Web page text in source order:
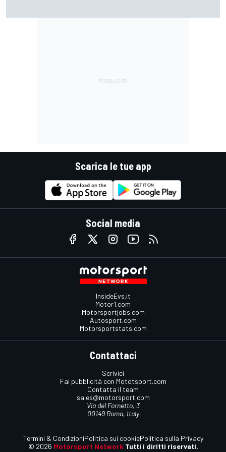
stessa"
Scarica le tue app
Social media
InsideEvs.it
Motor1.com
Motorsportjobs.com
Autosport.com
Motorsportstats.com
Contattaci
Scrivici
Fai pubblicità con Mototsport.com
Contatta il team
sales@motorsport.com
Via del Fornetto, 3
00149 Roma, Italy
© 2026 Motorsport Network Tutti i diritti riservati.
Termini & CondizioniPolitica sui cookiePolitica sulla Privacy